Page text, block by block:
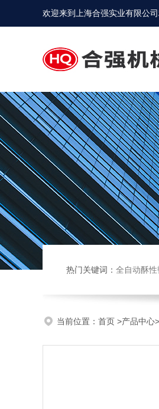
欢迎来到 上海合强实业有限公
热门关键词： 全自动酥性韧性饼干生产线
当前位置： 首页 >产品中心>